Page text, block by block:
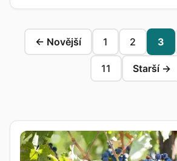
← Novější 1 2 3
11 Starší →